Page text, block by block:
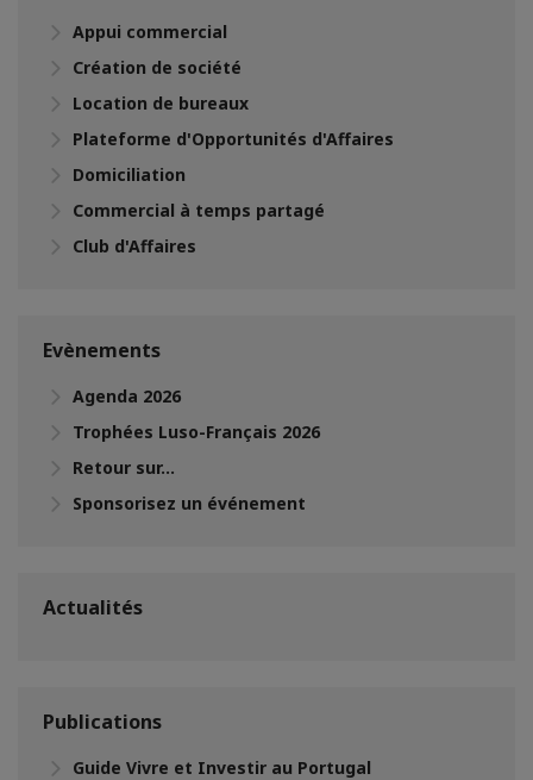
Appui commercial
Création de société
Location de bureaux
Plateforme d'Opportunités d'Affaires
Domiciliation
Commercial à temps partagé
Club d'Affaires
Evènements
Agenda 2026
Trophées Luso-Français 2026
Retour sur...
Sponsorisez un événement
Actualités
Publications
Guide Vivre et Investir au Portugal